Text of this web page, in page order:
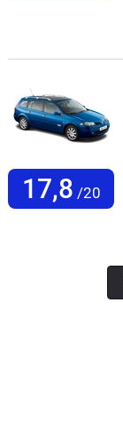
17,8 /20